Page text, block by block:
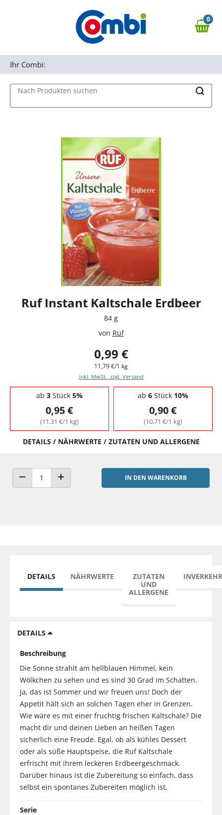
Zur Navigation springen
0,00 €
0
Nach Produkten suchen
Ihr Combi:
Ruf Instant Kaltschale Erdbeer
84 g
von Ruf
0,99 €
11,79 €/1 kg
inkl. MwSt., zzgl. Versand
Staffelpreise - Mengenrabatt
ab 3Stück 5%
0,95 €
(11,31 €/1 kg)
ab 6Stück 10%
0,90 €
(10,71 €/1 kg)
DETAILS / NÄHRWERTE / ZUTATEN UND ALLERGENE
ANZAHL VERRINGERNANZAHL ERHÖHEN
IN DEN WARENKORB
DETAILS NÄHRWERTE
ZUTATEN
UND
ALLERGENE
DETAILS
Beschreibung
Die Sonne strahlt am hellblauen Himmel, kein
Wölkchen zu sehen und es sind 30 Grad im Schatten.
Ja, das ist Sommer und wir freuen uns! Doch der
Appetit hält sich an solchen Tagen eher in Grenzen.
Wie wäre es mit einer fruchtig frischen Kaltschale? Die
macht dir und deinen Lieben an heißen Tagen
sicherlich eine Freude. Egal, ob als kühles Dessert
oder als süße Hauptspeise, die Ruf Kaltschale
erfrischt mit ihrem leckeren Erdbeergeschmack.
Darüber hinaus ist die Zubereitung so einfach, dass
selbst ein spontanes Zubereiten möglich ist.
Serie